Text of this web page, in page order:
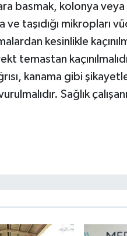
basmak, kolonya veya
taşıdığı mikropları
kesinlikle
temastan
kanama gibi
Sağlık